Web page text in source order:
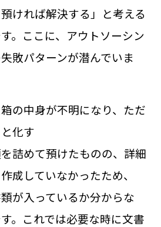
ければ解決する」と考える
。ここに、アウトソーシン
敗パターンが潜んでいま
の中身が不明になり、ただ
化す
詰めて預けたものの、詳細
成していなかったため、
類が入っているか分からな
。これでは必要な時に文書